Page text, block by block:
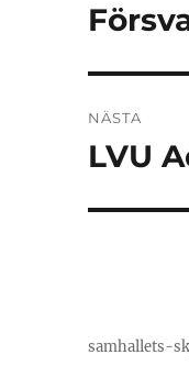
NÄSTA
Nästa
LVU
samhallets-